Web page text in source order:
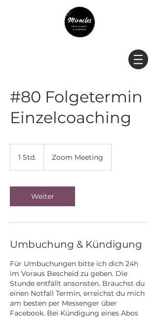
#80 Folgetermin
Einzelcoaching
1 Std.
d
Zoom Meeting
Weiter
Umbuchung & Kündigung
Für Umbuchungen bitte ich dich 24h
im Voraus Bescheid zu geben. Die
Stunde entfällt ansonsten. Brauchst du
einen Notfall Termin, erreichst du mich
am besten per Messenger über
Facebook. Bei Kündigung eines Abos